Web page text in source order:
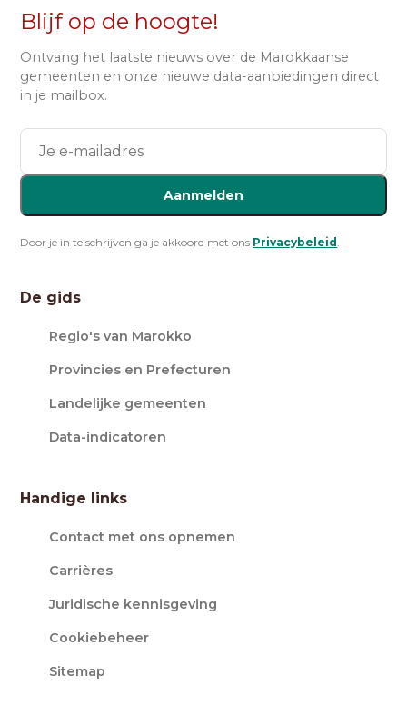
Blijf op de hoogte!
Ontvang het laatste nieuws over de Marokkaanse
gemeenten en onze nieuwe data-aanbiedingen direct
in je mailbox.
Aanmelden
Door je in te schrijven ga je akkoord met ons Privacybeleid .
De gids
Regio's van Marokko
Provincies en Prefecturen
Landelijke gemeenten
Data-indicatoren
Handige links
Contact met ons opnemen
Carrières
Juridische kennisgeving
Cookiebeheer
Sitemap